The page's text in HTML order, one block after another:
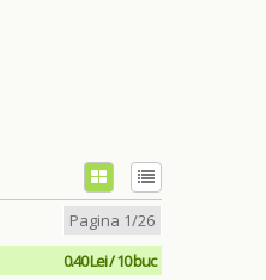
Pagina 1/26
0.40 Lei / 10 buc